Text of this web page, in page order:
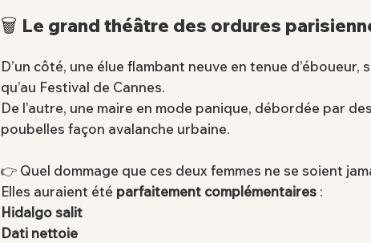
🗑️ Le grand théâtre des ordures
D’un côté, une élue flambant neuve en tenue d’éboueur,
qu’au Festival de Cannes.
De l’autre, une maire en mode panique, débordée par
poubelles façon avalanche urbaine.
👉 Quel dommage que ces deux femmes ne se soient
Elles auraient été parfaitement complémentaires:
Hidalgo salit
Dati nettoie